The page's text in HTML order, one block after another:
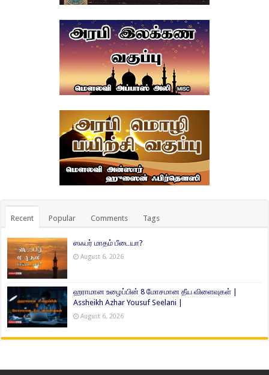
Recent Popular Comments Tags
ஸஃபர் மாதம் பீடையா?
August 6, 2026
ஹராமான உழைப்பின் 8 மோசமான தீய விளைவுகள் |
Assheikh Azhar Yousuf Seelani |
August 6, 2026